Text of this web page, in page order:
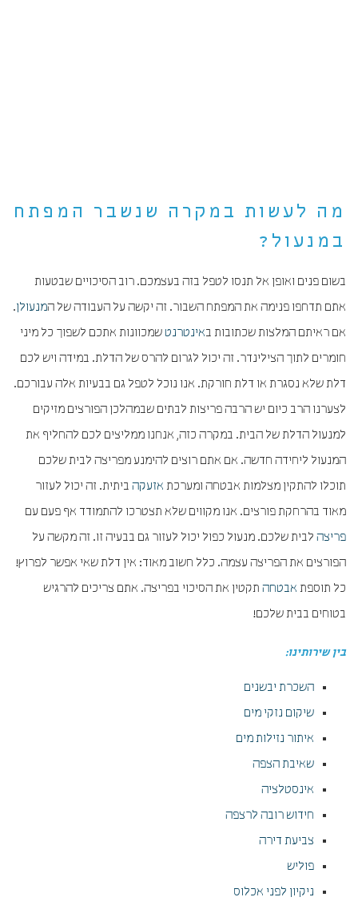
מה לעשות במקרה שנשבר המפתח
במנעול?
בשום פנים ואופן אל תנסו לטפל בזה בעצמכם. רוב הסיכויים שבטעות
אתם תדחפו פנימה את המפתח השבור. זה יקשה על העבודה של המנעולן.
אם ראיתם המלצות שכתובות באינטרנטשמכוונות אתכם לשפוך כל מיני
חומרים לתוך הצילינדר. זה יכול לגרום להרס של הדלת. במידה ויש לכם
דלת שלא נסגרת או דלת חורקת. אנו נוכל לטפל גם בבעיות אלה עבורכם.
לצערנו הרב כיום יש הרבה פריצות לבתים שבמהלכן הפורצים מזיקים
למנעול הדלת של הבית. במקרה כזה, אנחנו ממליצים לכם להחליף את
המנעול ליחידה חדשה. אם אתם רוצים להימנע מפריצה לבית שלכם
תוכלו להתקין מצלמות אבטחה ומערכת אזעקה ביתית. זה יכול לעזור
מאוד בהרחקת פורצים. אנו מקווים שלא תצטרכו להתמודד אף פעם עם
פריצה לבית שלכם. מנעול כפול יכול לעזור גם בבעיה זו. זה מקשה על
הפורצים את הפריצה עצמה. כלל חשוב מאוד: אין דלת שאי אפשר לפרוץ!
כל תוספת אבטחה תקטין את הסיכוי בפריצה. אתם צריכים להרגיש
בטוחים בבית שלכם!
בין שירותינו:
השכרת יבשנים
שיקום נזקי מים
איתור נזילות מים
שאיבת הצפה
אינסטלציה
חידוש רובה לרצפה
צביעת דירה
פוליש
ניקיון לפני אכלוס